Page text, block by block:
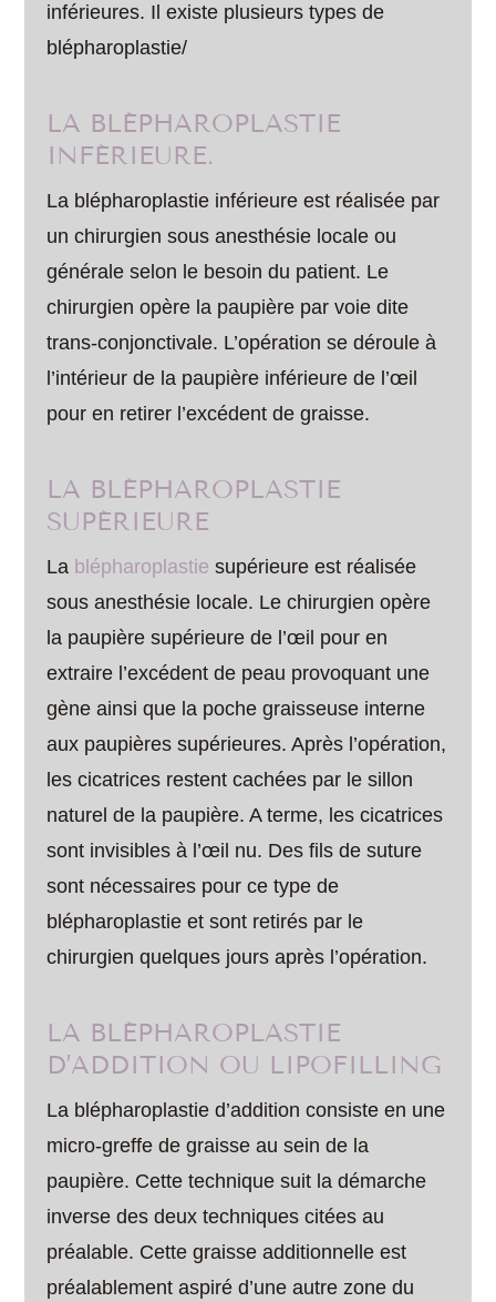
inférieures. Il existe plusieurs types de
blépharoplastie/
LA BLÉPHAROPLASTIE
INFÉRIEURE.
La blépharoplastie inférieure est réalisée par
un chirurgien sous anesthésie locale ou
générale selon le besoin du patient. Le
chirurgien opère la paupière par voie dite
trans-conjonctivale. L’opération se déroule à
l’intérieur de la paupière inférieure de l’œil
pour en retirer l’excédent de graisse.
LA BLÉPHAROPLASTIE
SUPÉRIEURE
La blépharoplastie supérieure est réalisée
sous anesthésie locale. Le chirurgien opère
la paupière supérieure de l’œil pour en
extraire l’excédent de peau provoquant une
gène ainsi que la poche graisseuse interne
aux paupières supérieures. Après l’opération,
les cicatrices restent cachées par le sillon
naturel de la paupière. A terme, les cicatrices
sont invisibles à l’œil nu. Des fils de suture
sont nécessaires pour ce type de
blépharoplastie et sont retirés par le
chirurgien quelques jours après l’opération.
LA BLÉPHAROPLASTIE
D’ADDITION OU LIPOFILLING
La blépharoplastie d’addition consiste en une
micro-greffe de graisse au sein de la
paupière. Cette technique suit la démarche
inverse des deux techniques citées au
préalable. Cette graisse additionnelle est
préalablement aspiré d’une autre zone du